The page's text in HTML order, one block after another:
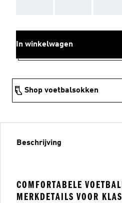
In winkelwagen
Shop voetbalsokken
Beschrijving
COMFORTABELE
MERKDETAILS VOOR